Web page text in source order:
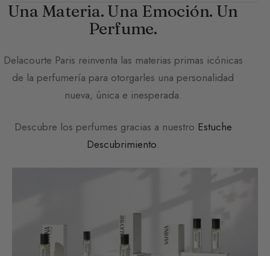
Una Materia. Una Emoción. Un
Perfume.
Delacourte Paris reinventa las materias primas icónicas
de la perfumería para otorgarles una personalidad
nueva, única e inesperada.
Descubre los perfumes gracias a nuestro Estuche
Descubrimiento.